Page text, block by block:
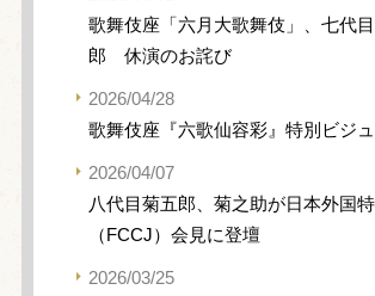
歌舞伎座「六月大歌舞伎」、七代
郎 休演のお詫び
2026/04/28
歌舞伎座『六歌仙容彩』特別ビジ
2026/04/07
八代目菊五郎、菊之助が日本外国
（FCCJ）会見に登壇
2026/03/25